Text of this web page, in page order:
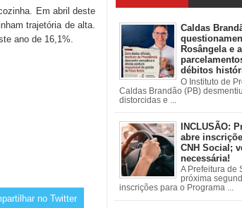
Em abril deste
trajetória de alta.
ano de 16,1%.
no Twitter
Caldas
Rosângela e
débitos
O Instituto de
Caldas Brandão (PB)
distorcidas e ...
INCLUSÃO:
abre
CNH Social;
necessária!
A Prefeitura de
próxima
inscrições para o Programa ...